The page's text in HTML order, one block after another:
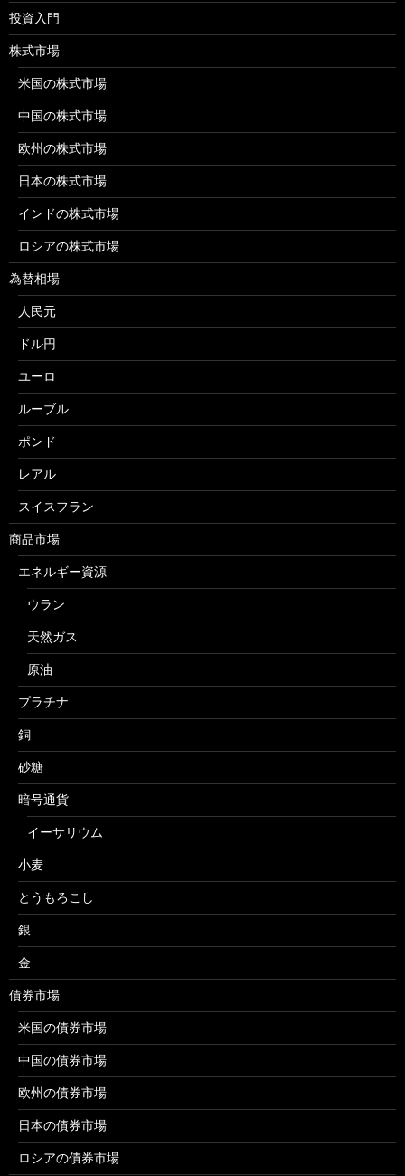
投資入門
株式市場
米国の株式市場
中国の株式市場
欧州の株式市場
日本の株式市場
インドの株式市場
ロシアの株式市場
為替相場
人民元
ドル円
ユーロ
ルーブル
ポンド
レアル
スイスフラン
商品市場
エネルギー資源
ウラン
天然ガス
原油
プラチナ
銅
砂糖
暗号通貨
イーサリウム
小麦
とうもろこし
銀
金
債券市場
米国の債券市場
中国の債券市場
欧州の債券市場
日本の債券市場
ロシアの債券市場